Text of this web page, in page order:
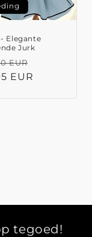
Elegante
Jurk
EUR
EUR
tegoed!